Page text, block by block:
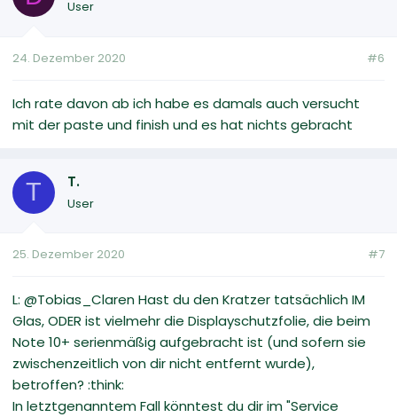
User
24. Dezember 2020 #6
Ich rate davon ab ich habe es damals auch versucht
mit der paste und finish und es hat nichts gebracht
T T.
User
25. Dezember 2020 #7
L: @Tobias_Claren Hast du den Kratzer tatsächlich IM
Glas, ODER ist vielmehr die Displayschutzfolie, die beim
Note 10+ serienmäßig aufgebracht ist (und sofern sie
zwischenzeitlich von dir nicht entfernt wurde),
betroffen? :think:
In letztgenanntem Fall könntest du dir im "Service